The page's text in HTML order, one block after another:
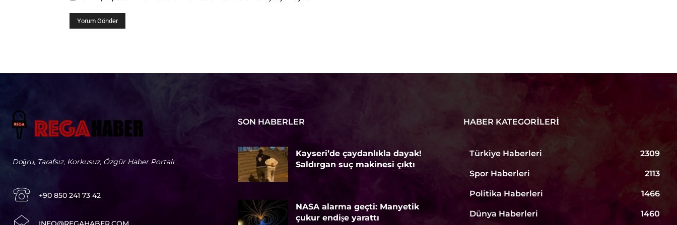
Doğru, Tarafsız, Korkusuz, Özgür Haber Portalı
+90 850 241 73 42
SON HABERLER
Kayseri’de çaydanlıkla dayak!
Saldırgan suç makinesi çıktı
NASA alarma geçti: Manyetik
çukur endişe yarattı
HABER KATEGORILERI
Türkiye Haberleri 2309
Spor Haberleri 2113
Politika Haberleri 1466
Dünya Haberleri 1460